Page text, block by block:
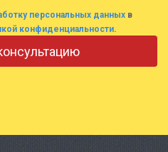
персональных данных в
конфиденциальности.